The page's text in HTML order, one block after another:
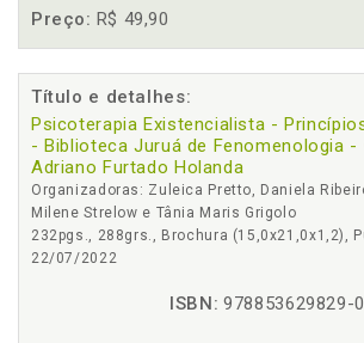
Preço: R$ 49,90
Título e detalhes:
Psicoterapia Existencialista -
- Biblioteca Juruá de Fenomenologia -
Adriano Furtado Holanda
Organizadoras: Zuleica Pretto, Daniela
Milene Strelow e Tânia Maris Grigolo
232pgs., 288grs., Brochura (15,0x21,0x1,2),
22/07/2022
ISBN: 978853629829-0